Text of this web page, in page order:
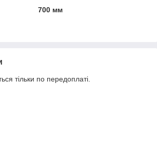
700 мм
тільки по передоплаті.